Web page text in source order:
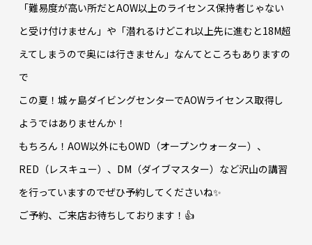
「難易度が高い所だとAOW以上のライセンス保持者じゃない
と受け付けません」や「潜れるけどこれ以上先に進むと18M超
えてしまうので奥には行きません」なんてところもありますの
で
この夏！城ヶ島ダイビングセンターでAOWライセンス取得し
ようではありませんか！
もちろん！AOW以外にもOWD（オープンウォーター）、
RED（レスキュー）、DM（ダイブマスター）など沢山の講習
を行っていますのでぜひ予約してくださいね✨
ご予約、ご来店お待ちしております！👍